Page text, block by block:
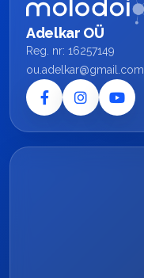
Adelkar OÜ
Reg. nr: 16257149
ou.adelkar@gmail.com